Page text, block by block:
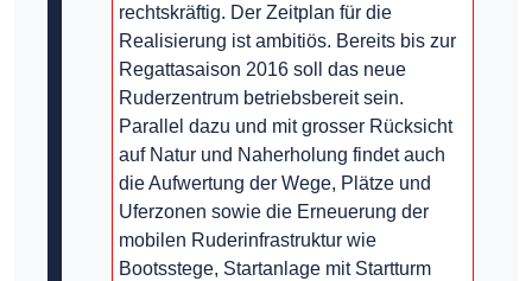
rechtskräftig. Der Zeitplan für die
Realisierung ist ambitiös. Bereits bis zur
Regattasaison 2016 soll das neue
Ruderzentrum betriebsbereit sein.
Parallel dazu und mit grosser Rücksicht
auf Natur und Naherholung findet auch
die Aufwertung der Wege, Plätze und
Uferzonen sowie die Erneuerung der
mobilen Ruderinfrastruktur wie
Bootsstege, Startanlage mit Startturm